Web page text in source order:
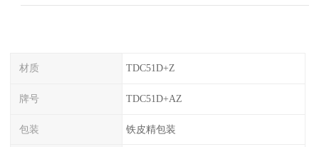
材质 TDC51D+Z
牌号 TDC51D+AZ
包装 铁皮精包装